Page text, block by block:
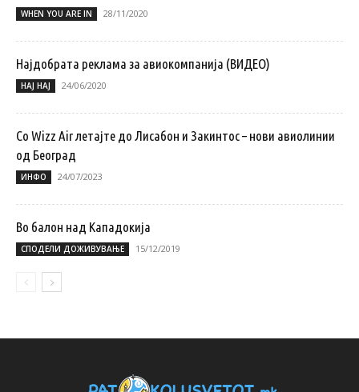
WHEN YOU ARE IN 28/11/2020
Најдобрата реклама за авиокомпанија (ВИДЕО)
НАЈ НАЈ 24/06/2020
Со Wizz Air летајте до Лисабон и Закинтос – нови авиолинии
од Београд
ИНФО 24/07/2023
Во балон над Кападокија
СПОДЕЛИ ДОЖИВУВАЊЕ 15/12/2019